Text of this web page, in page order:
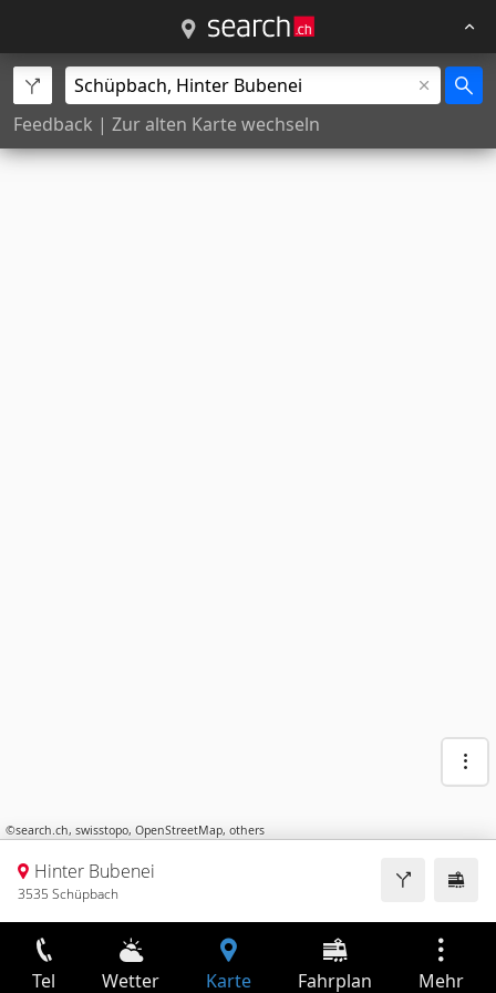
Feedback | Zur alten Karte wechseln
©search.ch, swisstopo, OpenStreetMap, others
Hinter Bubenei
3535 Schüpbach
Tel Wetter Karte Fahrplan Mehr